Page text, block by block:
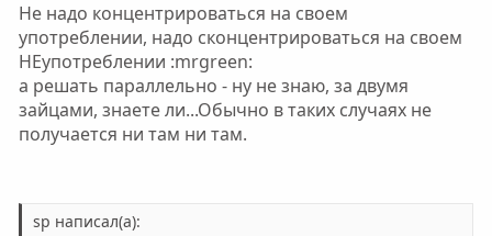
Не надо концентрироваться на своем
употреблении, надо сконцентрироваться на своем
НЕупотреблении :mrgreen:
а решать параллельно - ну не знаю, за двумя
зайцами, знаете ли...Обычно в таких случаях не
получается ни там ни там.
sp написал(а):